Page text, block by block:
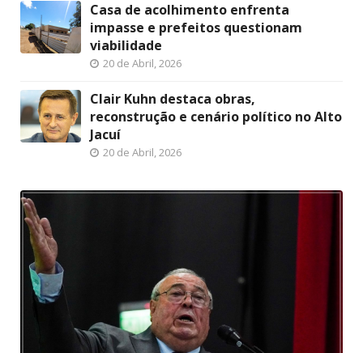
Casa de acolhimento enfrenta
impasse e prefeitos questionam
viabilidade
20 de Abril, 2026
Clair Kuhn destaca obras,
reconstrução e cenário político no Alto
Jacuí
20 de Abril, 2026